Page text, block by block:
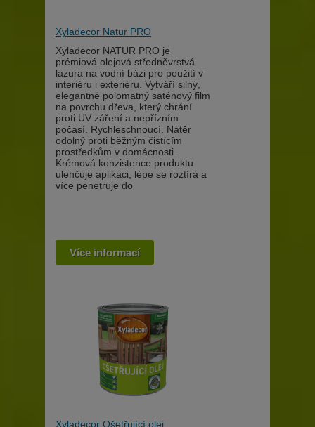
Xyladecor Natur PRO
Xyladecor NATUR PRO je
prémiová olejová středněvrstvá
lazura na vodní bázi pro použití v
interiéru i exteriéru. Vytváří silný,
elegantně polomatný saténový film
na povrchu dřeva, který chrání
proti UV záření a nepřízním
počasí. Rychleschnoucí. Nátěr
odolný proti běžným čistícím
prostředkům v domácnosti.
Krémová konzistence produktu
ulehčuje aplikaci, lépe se roztírá a
více penetruje do
Více informací
Xyladecor Ošetřující olej